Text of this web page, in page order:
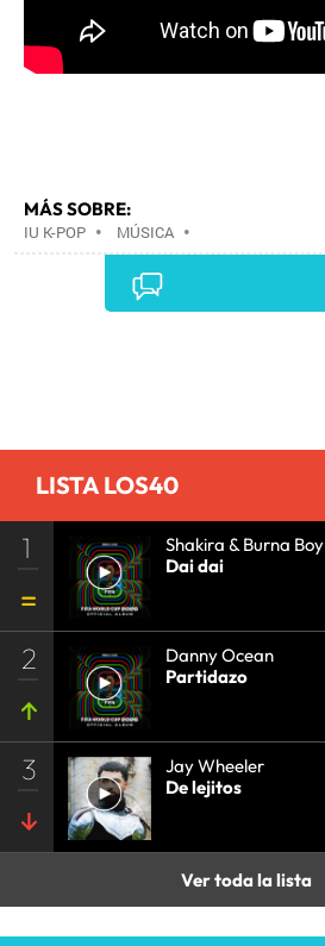
MÁS SOBRE:
IU K-POP • MÚSICA •
LISTA LOS40
1
Shakira & Burna Boy
Dai dai
2
Danny Ocean
Partidazo
3
Jay Wheeler
De lejitos
Ver toda la lista